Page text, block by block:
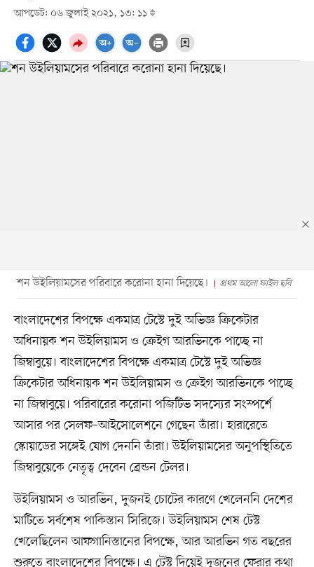
আপডেট: ০৬ জুলাই ২০২১, ১৩: ১১
শন উইলিয়ামসের পরিবারে করোনা হানা দিয়েছে। প্রথম আলো ফাইল ছবি
বাংলাদেশের বিপক্ষে একমাত্র টেস্টে দুই অভিজ্ঞ ক্রিকেটার
অধিনায়ক শন উইলিয়ামস ও ক্রেইগ আরভিনকে পাচ্ছে না
জিম্বাবুয়ে। বাংলাদেশের বিপক্ষে একমাত্র টেস্টে দুই অভিজ্ঞ
ক্রিকেটার অধিনায়ক শন উইলিয়ামস ও ক্রেইগ আরভিনকে পাচ্ছে
না জিম্বাবুয়ে। পরিবারের করোনা পজিটিভ সদস্যের সংস্পর্শে
আসার পর সেলফ–আইসোলেশনে গেছেন তাঁরা। হারারেতে
স্কোয়াডের সঙ্গেই যোগ দেননি তাঁরা। উইলিয়ামসের অনুপস্থিতিতে
জিম্বাবুয়েকে নেতৃত্ব দেবেন ব্রেন্ডন টেলর।
উইলিয়ামস ও আরভিন, দুজনই চোটের কারণে খেলেননি দেশের
মাটিতে সর্বশেষ পাকিস্তান সিরিজে। উইলিয়ামস শেষ টেস্ট
খেলেছিলেন আফগানিস্তানের বিপক্ষে, আর আরভিন গত বছরের
শুরুতে বাংলাদেশের বিপক্ষে। এ টেস্ট দিয়েই দুজনের ফেরার কথা